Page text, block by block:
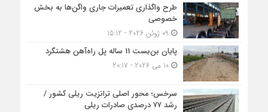
طرح واگذاری تعمیرات جاری واگن‌ها به بخش
خصوصی
پایان بن‌بست 11 ساله پل راه‌آهن هشتگرد
10 می 2026 - 20:17
سرخس؛ محور اصلی ترانزیت ریلی کشور /
رشد ۷۷ درصدی صادرات ریلی